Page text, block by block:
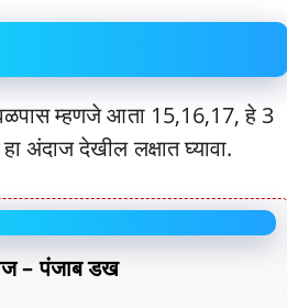
म्हणजे आता 15,16,17, हे 3
अंदाज देखील लक्षात घ्यावा.
– पंजाब डख